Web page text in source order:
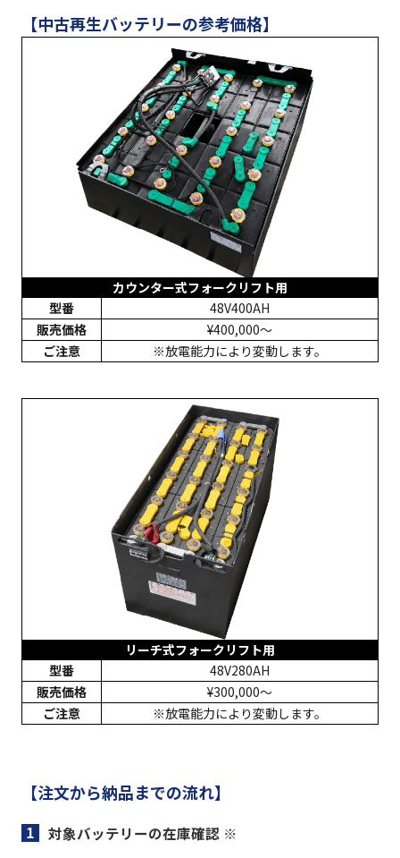
【中古再生バッテリーの参考価格】
カウンター式フォークリフト用
型番
48V400AH
販売価格
¥400,000〜
ご注意
※放電能力により変動します。
リーチ式フォークリフト用
型番
48V280AH
販売価格
¥300,000〜
ご注意
※放電能力により変動します。
【注文から納品までの流れ】
対象バッテリーの在庫確認 ※